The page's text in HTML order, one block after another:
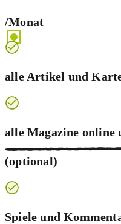
/Monat
alle Artikel und
alle Magazine online
(optional)
Spiele und